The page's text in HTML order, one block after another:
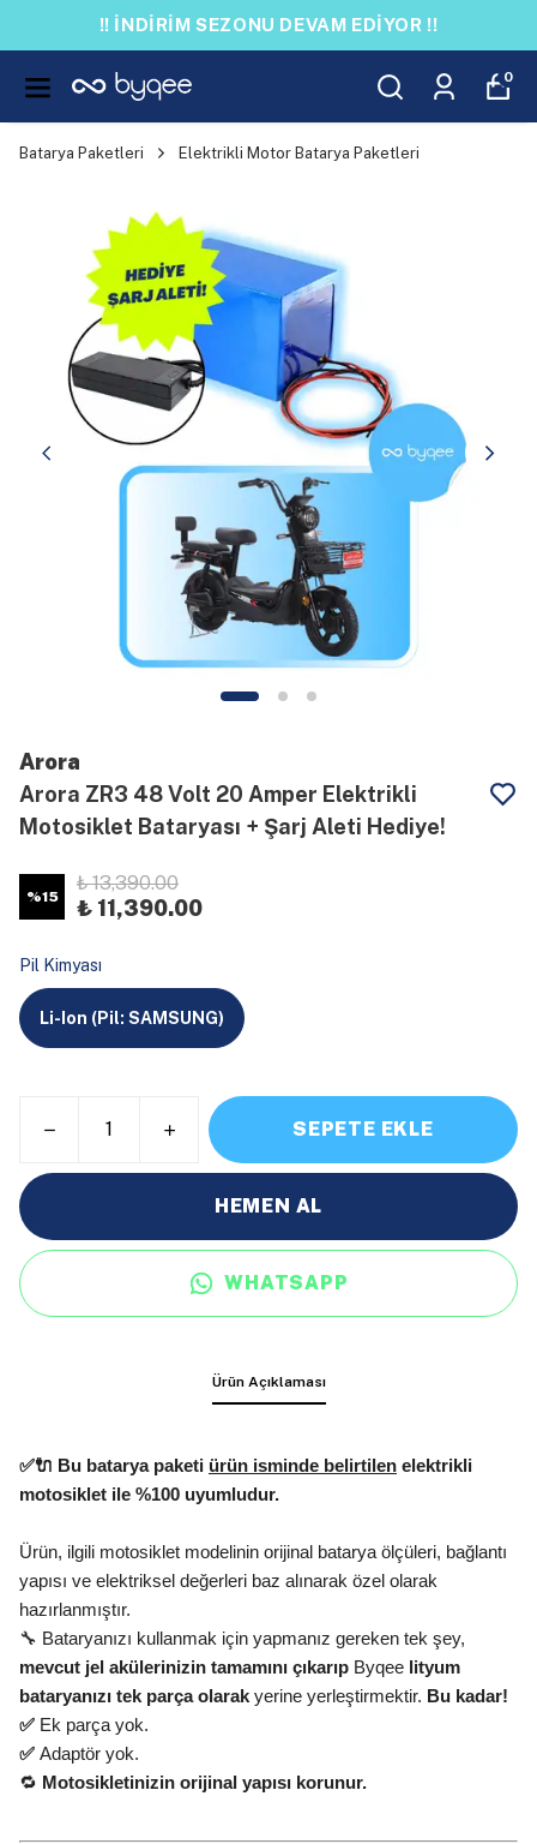
!! İNDİRİM SEZONU DEVAM EDİYOR !!
0
Batarya Paketleri Elektrikli Motor Batarya Paketleri
Arora
Arora ZR3 48 Volt 20 Amper Elektrikli
Motosiklet Bataryası + Şarj Aleti Hediye!
%15
₺ 13,390.00
₺ 11,390.00
Pil Kimyası
Li-Ion (Pil: SAMSUNG)
SEPETE EKLE
HEMEN AL
WHATSAPP
Ürün Açıklaması
✅🔌 Bu batarya paketi ürün isminde belirtilen elektrikli
motosiklet ile %100 uyumludur.
Ürün, ilgili motosiklet modelinin orijinal batarya ölçüleri, bağlantı
yapısı ve elektriksel değerleri baz alınarak özel olarak
hazırlanmıştır.
🔧 Bataryanızı kullanmak için yapmanız gereken tek şey,
mevcut jel akülerinizin tamamını çıkarıp Byqee lityum
bataryanızı tek parça olarak yerine yerleştirmektir. Bu kadar!
✅ Ek parça yok.
✅ Adaptör yok.
🔁 Motosikletinizin orijinal yapısı korunur.